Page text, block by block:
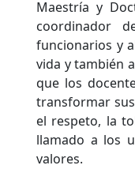
Maestría y
coordinador
funcionarios y
vida y también
que los
transformar
el respeto, la
llamado a los
valores.